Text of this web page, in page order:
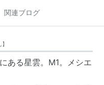
関連ブログ
】
ある星雲。M1。 メシエ